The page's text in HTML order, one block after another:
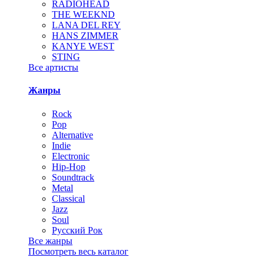
RADIOHEAD
THE WEEKND
LANA DEL REY
HANS ZIMMER
KANYE WEST
STING
Все артисты
Жанры
Rock
Pop
Alternative
Indie
Electronic
Hip-Hop
Soundtrack
Metal
Classical
Jazz
Soul
Русский Рок
Все жанры
Посмотреть весь каталог